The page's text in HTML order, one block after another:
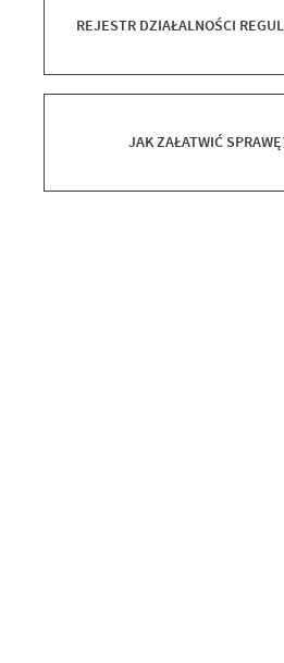
REJESTR DZIAŁALNOŚCI
JAK ZAŁATWIĆ